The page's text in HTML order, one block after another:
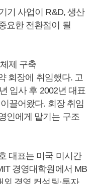
기 사업이 R&D, 생산
요한 전환점이 될
제 구축
회장에 취임했다. 고
입사 후 2002년 대표
끌어왔다. 회장 취임
인에게 맡기는 구조
대표는 미국 미시간
경영대학원에서 MB
경영 컨설팅·투자